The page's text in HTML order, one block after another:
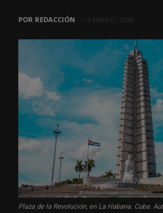
POR REDACCIÓN
Plaza de la Revolución, en La Habana. Cuba.